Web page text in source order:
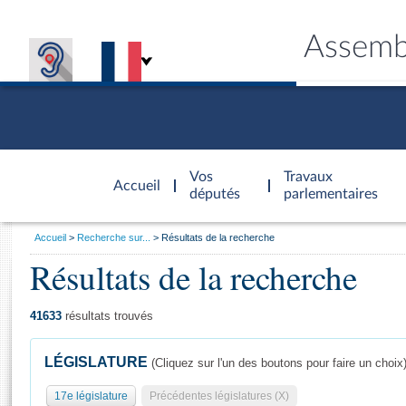
Accueil
d'accueil
Vos
députés
Travaux
parlementaires
Général
Vous
Accueil Recherche sur... Résultats de la recherche
Résultats de la recherche
41633 résultats trouvés
LÉGISLATURE (Cliquez sur l'un des boutons pour faire un choix)
17e législature Précédentes législatures (X)